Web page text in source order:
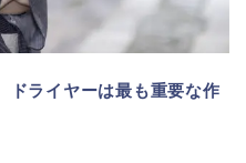
ドライヤーは最も重要な作